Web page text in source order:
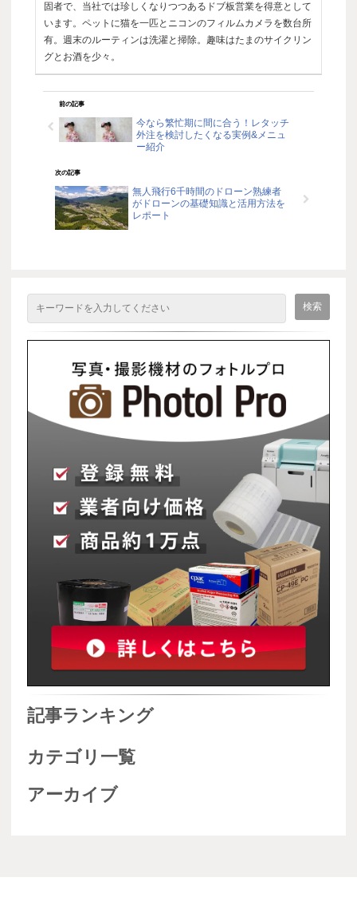
固者で、当社では珍しくなりつつあるドブ板営業を得意として
います。ペットに猫を一匹とニコンのフィルムカメラを数台所
有。週末のルーティンは洗濯と掃除。趣味はたまのサイクリン
グとお酒を少々。
前の記事
今なら繁忙期に間に合う！レタッチ
外注を検討したくなる実例&メニュ
ー紹介
次の記事
無人飛行6千時間のドローン熟練者
がドローンの基礎知識と活用方法を
レポート
記事ランキング
カテゴリ一覧
アーカイブ